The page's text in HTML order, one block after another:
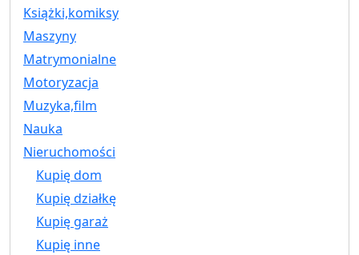
Książki,komiksy
Maszyny
Matrymonialne
Motoryzacja
Muzyka,film
Nauka
Nieruchomości
Kupię dom
Kupię działkę
Kupię garaż
Kupię inne